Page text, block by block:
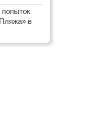
попыток
в